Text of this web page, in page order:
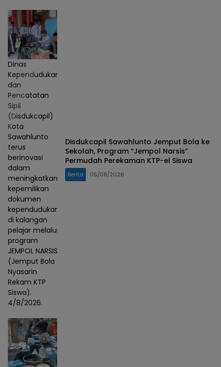
Dinas
Kependudukan
dan
Pencatatan
Sipil
(Disdukcapil)
Kota
Sawahlunto
terus
berinovasi
dalam
meningkatkan
kepemilikan
dokumen
kependudukan
di kalangan
pelajar melalui
program
JEMPOL NARSIS
(Jemput Bola
Nyasarin
Rekam KTP
Siswa).
4/8/2026.
Disdukcapil Sawahlunto Jemput Bola ke
Sekolah, Program “Jempol Narsis”
Permudah Perekaman KTP-el Siswa
Berita 05/08/2026